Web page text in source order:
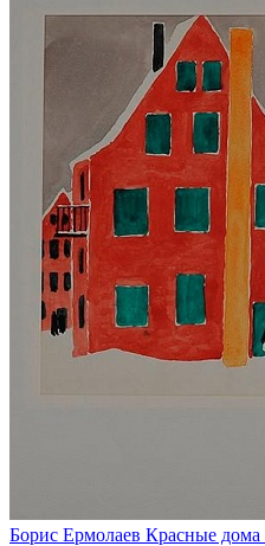
Борис Ермолаев Красные дома